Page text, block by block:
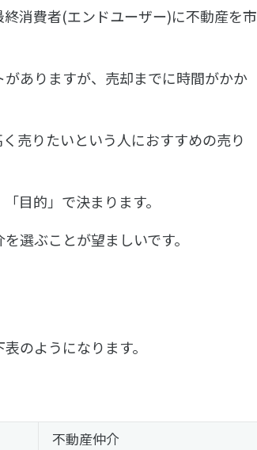
消費者(エンドユーザー)に不動産を市
ありますが、売却までに時間がかか
売りたいという人におすすめの売り
目的」で決まります。
選ぶことが望ましいです。
のようになります。
不動産仲介